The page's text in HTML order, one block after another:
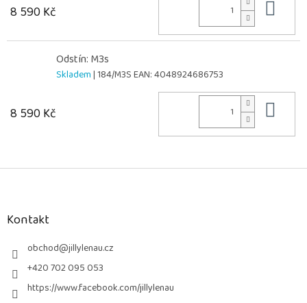
8 590 Kč
Odstín: M3s
Skladem| 184/M3SEAN:4048924686753
8 590 Kč
Z
Kontakt
obchod@jillylenau.cz
+420 702 095 053
https://www.facebook.com/jillylenau